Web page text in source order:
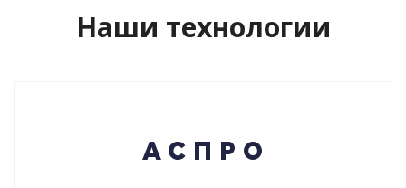
Наши технологии